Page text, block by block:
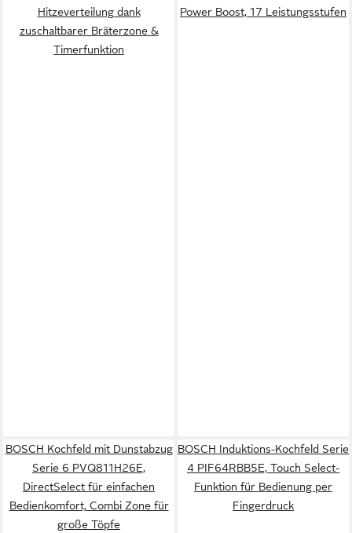
Hitzeverteilung dank
zuschaltbarer Bräterzone &
Timerfunktion
Power Boost, 17 Leistungsstufen
BOSCH Kochfeld mit Dunstabzug
Serie 6 PVQ811H26E,
DirectSelect für einfachen
Bedienkomfort, Combi Zone für
große Töpfe
BOSCH Induktions-Kochfeld Serie
4 PIF64RBB5E, Touch Select-
Funktion für Bedienung per
Fingerdruck